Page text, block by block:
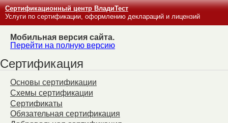
Сертификационный центр ВладиТест
Услуги по сертификации, оформлению деклараций и лицензий
Мобильная версия сайта.
Перейти на полную версию
Сертификация
Основы сертификации
Схемы сертификации
Сертификаты
Обязательная сертификация